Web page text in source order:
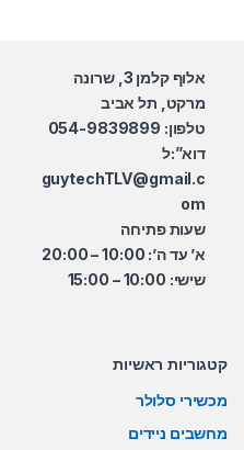
אלוף קלמן 3, שרונה
מרקט, תל אביב
טלפון: 054-9839899
דוא”:ל
guytechTLV@gmail.c
om
שעות פתיחה
א’ עד ה’: 10:00 – 20:00
שישי: 10:00 – 15:00
קטגוריות ראשיות
מכשירי סלולר
מחשבים ניידים